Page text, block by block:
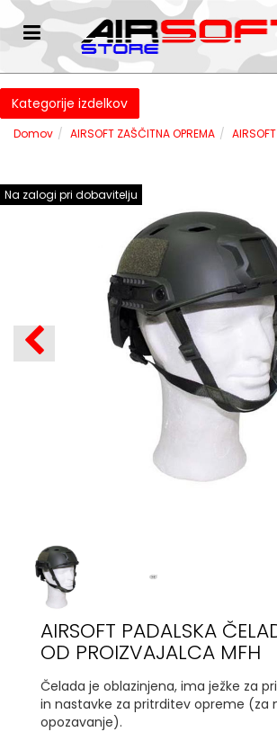
Kategorije izdelkov
Domov AIRSOFT ZAŠČITNA OPREMA
Na zalogi pri dobavitelju
AIRSOFT PADALSKA
OD PROIZVAJALCA MFH
Čelada je oblazinjena, ima ježke za
in nastavke za pritrditev opreme (za
opozavanje).